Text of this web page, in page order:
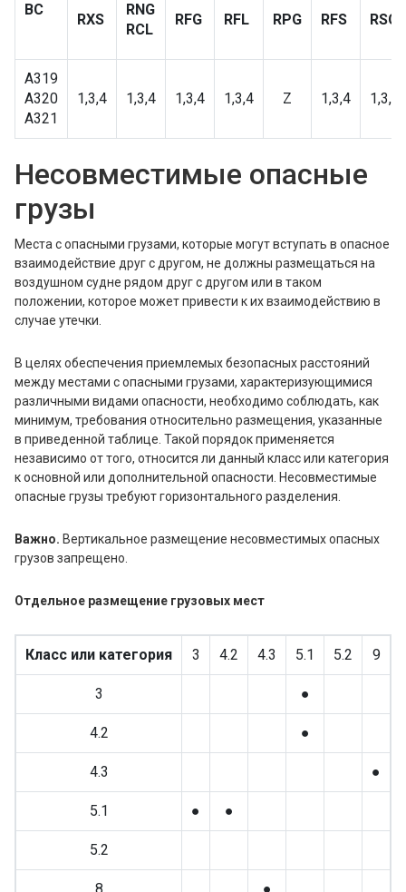
ВС
RXS
RNG
RCL
RFG RFL RPG RFS RSC
A319
A320
A321
1,3,4 1,3,4 1,3,4 1,3,4 Z 1,3,4 1,3,4
Несовместимые опасные
грузы
Места с опасными грузами, которые могут вступать в опасное
взаимодействие друг с другом, не должны размещаться на
воздушном судне рядом друг с другом или в таком
положении, которое может привести к их взаимодействию в
случае утечки.
В целях обеспечения приемлемых безопасных расстояний
между местами с опасными грузами, характеризующимися
различными видами опасности, необходимо соблюдать, как
минимум, требования относительно размещения, указанные
в приведенной таблице. Такой порядок применяется
независимо от того, относится ли данный класс или категория
к основной или дополнительной опасности. Несовместимые
опасные грузы требуют горизонтального разделения.
Важно. Вертикальное размещение несовместимых опасных
грузов запрещено.
Отдельное размещение грузовых мест
Класс или категория 3 4.2 4.3 5.1 5.2 9
3 ●
4.2 ●
4.3 ●
5.1 ● ●
5.2